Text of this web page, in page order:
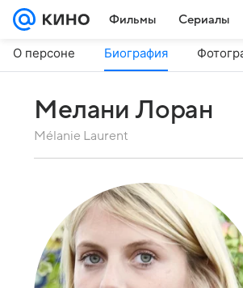
Фильмы Сериалы
О персоне Биография
Мелани Лоран
Mélanie Laurent